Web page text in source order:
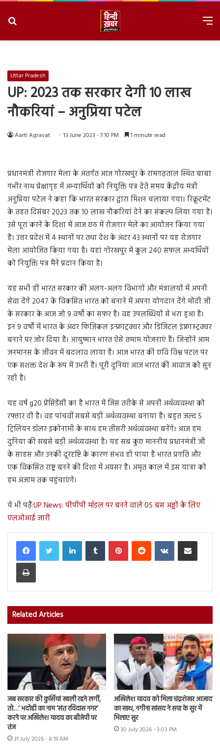
Uttar Pradesh
UP: 2023 तक सरकार देगी 10 लाख
नौकरियां – अनुप्रिया पटेल
Aarti Agravat 13 June 2023 - 7:10 PM 1 minute read
प्रधानमंत्री रोजगार मेला के अंतर्गत आज गोरखपुर के रामगढ़ताल स्थित बाबा
गंभीर नाथ प्रेक्षागृह में अभ्यार्थियों को नियुक्ति पत्र देते समय केंद्रीय मंत्री
अनुप्रिया पटेल ने कहा कि भारत सरकार द्वारा मिशन चलाया गया। रिक्रूटमेंट
के तहत दिसंबर 2023 तक 10 लाख नौकरियां देने का संकल्प लिया गया है।
उसे पूरा करने के दिशा में आज छठ में रोजगार मेले का आयोजन किया गया
है। उत्तर प्रदेश में 4 स्थानों पर तथा देश के अंदर 43 स्थानों पर यह रोजगार
मेला आयोजित किया गया है। यहां गोरखपुर में कुल 240 सफल अभ्यर्थियों
को नियुक्ति पत्र मैंने प्रदान किया है।
यह सभी ही भारत सरकार की अलग-अलग विभागों और मंत्रालयों में अपनी
सेवा देंगे 2047 के विकसित भारत को बनाने में अपना योगदान देंगे मोदी जी
के सरकार के आज जो 9 वर्षों का सफर है। वह उपलब्धियों से भरा हुआ है।
इन 9 वर्षों में भारत के अंदर फिजिकल इन्फ्राट्रक्चर और डिजिटल इंफ्रास्ट्रक्चर
बनाने पर जोर दिया है। आयुष्मान भारत ऐसे तमाम योजनाएं हैं। जिन्होंने आम
जनमानस के जीवन में बदलाव लाया है। आज भारत की छवि विश्व पटल पर
एक सशक्त देश के रूप में उभरी है। पूरी दुनिया आज भारत की आवाज को सुन
रही है।
यह वर्ष g20 प्रेसिडेंसी का है भारत में जिस तरीके से अपनी अर्थव्यवस्था को
रफ्तार दी है। वह पांचवीं सबसे बड़ी अर्थव्यवस्था बनाया है। बहुत जल्द 5
ट्रिलियन डॉलर इकोनामी के साथ हम तीसरी अर्थव्यवस्था बनेंगे। आज हम
दुनिया की सबसे बड़ी अर्थव्यवस्था है। यह सब कुछ माननीय प्रधानमंत्री जी
के साहस और उनकी दूरदृष्टि के कारण संभव हो पाया है भारत प्रगति और
एक विकसित राष्ट्र बनने की दिशा में अग्रसर है। अमृत काल में इस यात्रा को
हम अंजाम तक पहुंचाएंगे।
ये भी पढे़ें:UP News: पीपीपी मॉडल पर बनने वाले 05 बस अड्डों के लिए
एलओआई जारी
LinkedInTumblr PinterestReddit VKontakteShare via Email
Print
Related Articles
जब सरकार की कुर्सियां खाली रहने लगीं,
तो…’ भदोही का नाम ‘संत रविदास नगर’
करने पर अखिलेश यादव का बीजेपी पर
तंज
31 July 2026 - 8:19 AM
अखिलेश यादव को मिला चंद्रशेखर आजाद
का साथ, नगीना सांसद ने सपा के सुर में
मिलाए सुर
30 July 2026 - 3:03 PM